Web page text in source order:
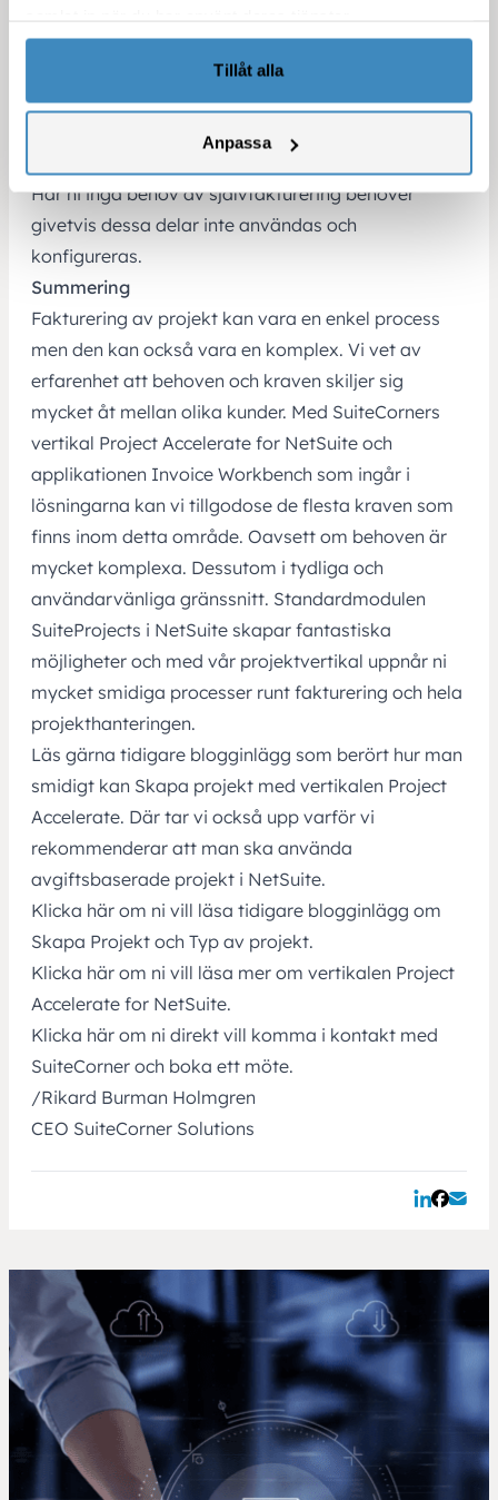
Tillåt alla
Anpassa
således leverantörsfakturan till dem istället för att
de skickar er en faktura som ni måste processa in
som en leverantörsfaktura. Underkonsulterna får
därefter mata in transaktionen in i sina egna
Har ni inga behov av självfakturering behöver
givetvis dessa delar inte användas och
konfigureras.
Summering
Fakturering av projekt kan vara en enkel process
men den kan också vara en komplex. Vi vet av
erfarenhet att behoven och kraven skiljer sig
mycket åt mellan olika kunder. Med SuiteCorners
vertikal Project Accelerate for NetSuite och
applikationen Invoice Workbench som ingår i
lösningarna kan vi tillgodose de flesta kraven som
finns inom detta område. Oavsett om behoven är
mycket komplexa. Dessutom i tydliga och
användarvänliga gränssnitt. Standardmodulen
SuiteProjects i NetSuite skapar fantastiska
möjligheter och med vår projektvertikal uppnår ni
mycket smidiga processer runt fakturering och hela
projekthanteringen.
Läs gärna tidigare blogginlägg som berört hur man
smidigt kan Skapa projekt med vertikalen Project
Accelerate. Där tar vi också upp varför vi
rekommenderar att man ska använda
avgiftsbaserade projekt i NetSuite.
Klicka här om ni vill läsa tidigare blogginlägg om
Skapa Projekt och Typ av projekt.
Klicka här om ni vill läsa mer om vertikalen Project
Accelerate for NetSuite.
Klicka här om ni direkt vill komma i kontakt med
SuiteCorner och boka ett möte.
/Rikard Burman Holmgren
CEO SuiteCorner Solutions